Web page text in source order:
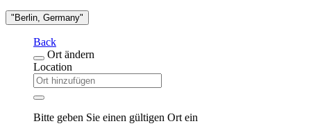
"Berlin, Germany"
Back
Ort ändern
Location
Bitte geben Sie einen gültigen Ort ein